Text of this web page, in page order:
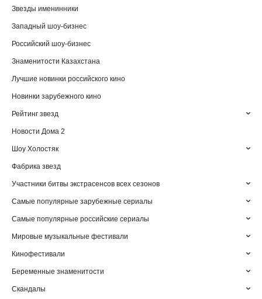
Звезды именинники
Западный шоу-бизнес
Российский шоу-бизнес
Знаменитости Казахстана
Лучшие новинки российского кино
Новинки зарубежного кино
Рейтинг звезд
Новости Дома 2
Шоу Холостяк
Фабрика звезд
Участники битвы экстрасенсов всех сезонов
Самые популярные зарубежные сериалы
Самые популярные российские сериалы
Мировые музыкальные фестивали
Кинофестивали
Беременные знаменитости
Скандалы